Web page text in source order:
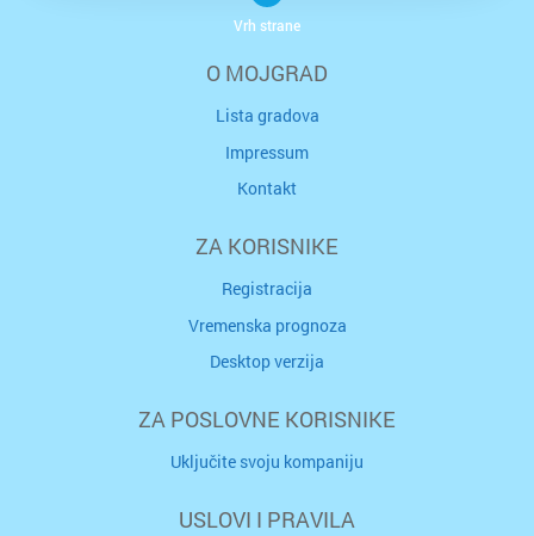
O MOJGRAD
Lista gradova
Impressum
Kontakt
ZA KORISNIKE
Registracija
Vremenska prognoza
Desktop verzija
ZA POSLOVNE KORISNIKE
Uključite svoju kompaniju
USLOVI I PRAVILA
Vrh strane